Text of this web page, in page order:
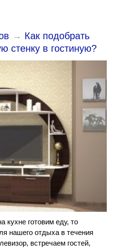
→ Как подобрать
стенку в гостиную?
кухне готовим еду, то
нашего отдыха в течения
встречаем гостей,